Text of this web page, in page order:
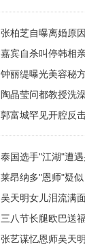
张柏芝自曝离婚原
嘉宾自杀叫停韩相
钟丽缇曝光美容秘
陶晶莹问都教授洗
郭富城罕见开腔反
泰国选手"江湖"遭
莱昂纳多"恩师"疑
吴天明女儿泪流满
三八节长腿欧巴送
张艺谋忆恩师吴天